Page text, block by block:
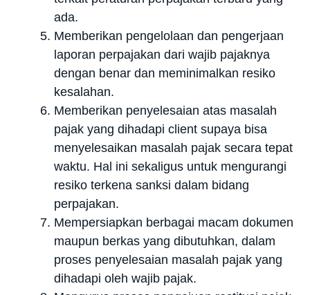
ada.
Memberikan pengelolaan dan pengerjaan
laporan perpajakan dari wajib pajaknya
dengan benar dan meminimalkan resiko
kesalahan.
Memberikan penyelesaian atas masalah
pajak yang dihadapi client supaya bisa
menyelesaikan masalah pajak secara tepat
waktu. Hal ini sekaligus untuk mengurangi
resiko terkena sanksi dalam bidang
perpajakan.
Mempersiapkan berbagai macam dokumen
maupun berkas yang dibutuhkan, dalam
proses penyelesaian masalah pajak yang
dihadapi oleh wajib pajak.